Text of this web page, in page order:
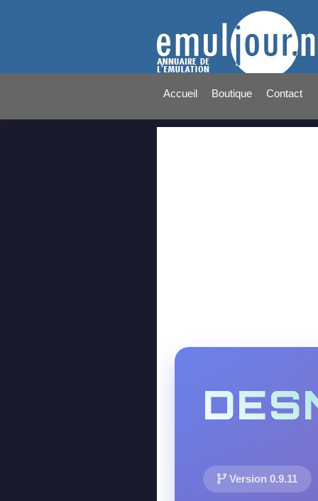
Accueil Boutique Contact
Version 0.9.11